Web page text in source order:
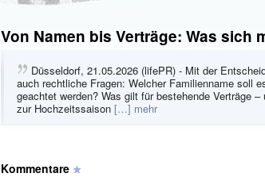
Von Namen bis Verträge: Was sich
Düsseldorf, 21.05.2026 (lifePR) - Mit der
auch rechtliche Fragen: Welcher Familienname soll
geachtet werden? Was gilt für bestehende Verträge
zur Hochzeitssaison […] mehr
Kommentare